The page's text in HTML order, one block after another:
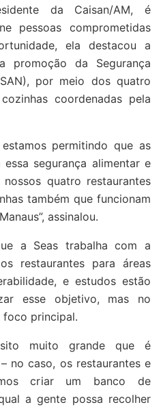
da Caisan/AM, é
pessoas comprometidas
ela destacou a
promoção da Segurança
por meio dos quatro
coordenadas pela
permitindo que as
segurança alimentar e
quatro restaurantes
também que funcionam
assinalou.
a Seas trabalha com a
restaurantes para áreas
e estudos estão
esse objetivo, mas no
foco principal.
muito grande que é
no caso, os restaurantes e
criar um banco de
a gente possa recolher